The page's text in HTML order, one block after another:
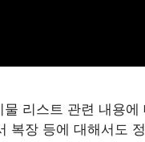
리스트 관련 내용에
복장 등에 대해서도 정